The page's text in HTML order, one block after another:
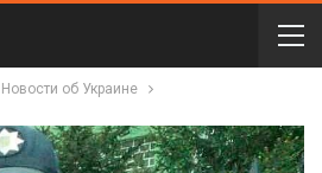
Новости об Украине